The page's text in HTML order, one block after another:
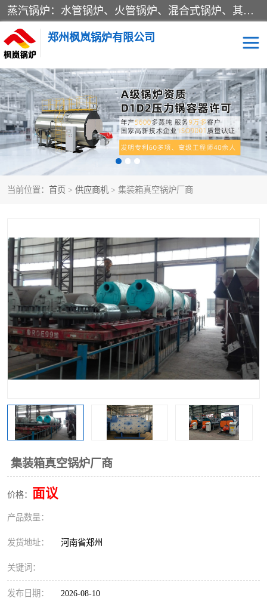
蒸汽锅炉：水管锅炉、火管锅炉、混合式锅炉、其他蒸汽锅炉； 热水锅炉：家用型集中供暖用热水锅炉、其他热水锅炉； 有机热载体锅炉； 船用蒸汽锅炉； （锅炉用辅助设备及装置）蒸汽冷凝器：表面冷凝器、混合式冷凝器、空冷式冷凝器、其他蒸汽冷凝器； 锅炉用辅助设备：节热器、蒸汽收集器、蓄能器、烟垢清除器、气体回收器、泥渣刮除器、空气预热器、其他锅炉用辅助设备；
郑州枫岚锅炉有限公司
当前位置： 首页 > 供应商机 > 集装箱真空锅炉厂商
集装箱真空锅炉厂商
价格： 面议
产品数量：
发货地址： 河南省郑州
关键词：
发布日期： 2026-08-10